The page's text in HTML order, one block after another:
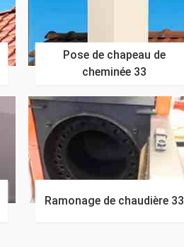
Pose de chapeau de
cheminée 33
Ramonage de chaudière 33